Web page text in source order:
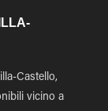
Castello,
vicino a